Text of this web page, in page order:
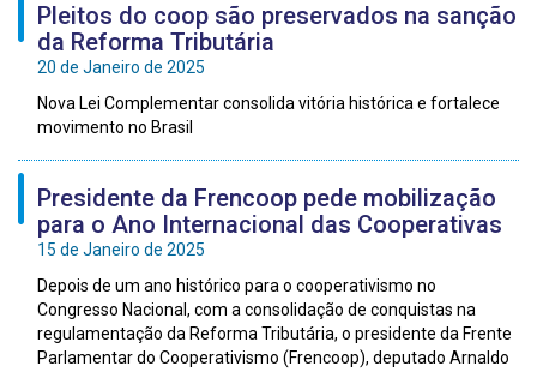
Pleitos do coop são preservados na sanção
da Reforma Tributária
20 de Janeiro de 2025
Nova Lei Complementar consolida vitória histórica e fortalece
movimento no Brasil
Presidente da Frencoop pede mobilização
para o Ano Internacional das Cooperativas
15 de Janeiro de 2025
Depois de um ano histórico para o cooperativismo no
Congresso Nacional, com a consolidação de conquistas na
regulamentação da Reforma Tributária, o presidente da Frente
Parlamentar do Cooperativismo (Frencoop), deputado Arnaldo